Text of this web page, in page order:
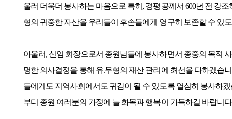
울러 더욱더 봉사하는 마음으로 특히, 경평공께서 600년 전 강
형의 귀중한 자산을 우리들이 후손들에게 영구히 보존할 수 있
아울러, 신임 회장으로서 종원님들에 봉사하면서 종중의 목적
명한 의사결정을 통해 유.무형의 재산 관리에 최선을 다하겠습
들에게도 지역사회에서도 귀감이 될 수 있도록 열심히 봉사하
부디 종원 여러분의 가정에 늘 화목과 행복이 가득하길 바랍니